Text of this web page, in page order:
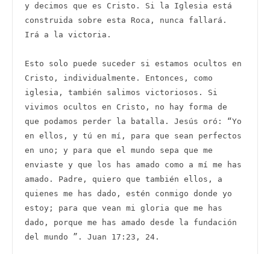
y decimos que es Cristo. Si la Iglesia está
construida sobre esta Roca, nunca fallará.
Irá a la victoria.
Esto solo puede suceder si estamos ocultos en
Cristo, individualmente. Entonces, como
iglesia, también salimos victoriosos. Si
vivimos ocultos en Cristo, no hay forma de
que podamos perder la batalla. Jesús oró: “Yo
en ellos, y tú en mí, para que sean perfectos
en uno; y para que el mundo sepa que me
enviaste y que los has amado como a mí me has
amado. Padre, quiero que también ellos, a
quienes me has dado, estén conmigo donde yo
estoy; para que vean mi gloria que me has
dado, porque me has amado desde la fundación
del mundo ”. Juan 17:23, 24.